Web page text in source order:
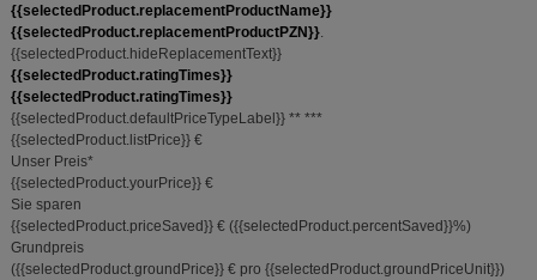
{{selectedProduct.replacementProductName}}
{{selectedProduct.replacementProductPZN}}.
{{selectedProduct.hideReplacementText}}
{{selectedProduct.ratingTimes}}
{{selectedProduct.ratingTimes}}
{{selectedProduct.defaultPriceTypeLabel}} ** ***
{{selectedProduct.listPrice}} €
Unser Preis*
{{selectedProduct.yourPrice}} €
Sie sparen
{{selectedProduct.priceSaved}} € ({{selectedProduct.percentSaved}}%)
Grundpreis
({{selectedProduct.groundPrice}} €pro {{selectedProduct.groundPriceUnit}})